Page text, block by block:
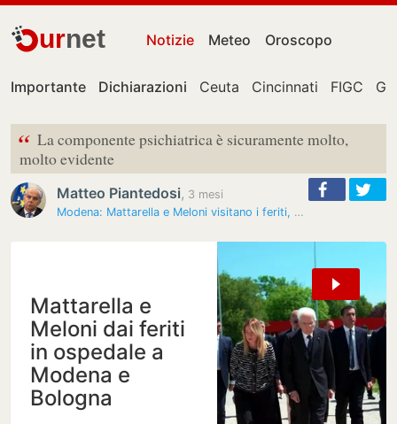
urnet Notizie Meteo Oroscopo
Importante Dichiarazioni Ceuta Cincinnati FIGC
“ La componente psichiatrica è sicuramente molto,
molto evidente
Matteo Piantedosi, 3 mesi
Modena: Mattarella e Meloni visitano i feriti, vertice Piantedosi
Mattarella e
Meloni dai feriti
in ospedale a
Modena e
Bologna